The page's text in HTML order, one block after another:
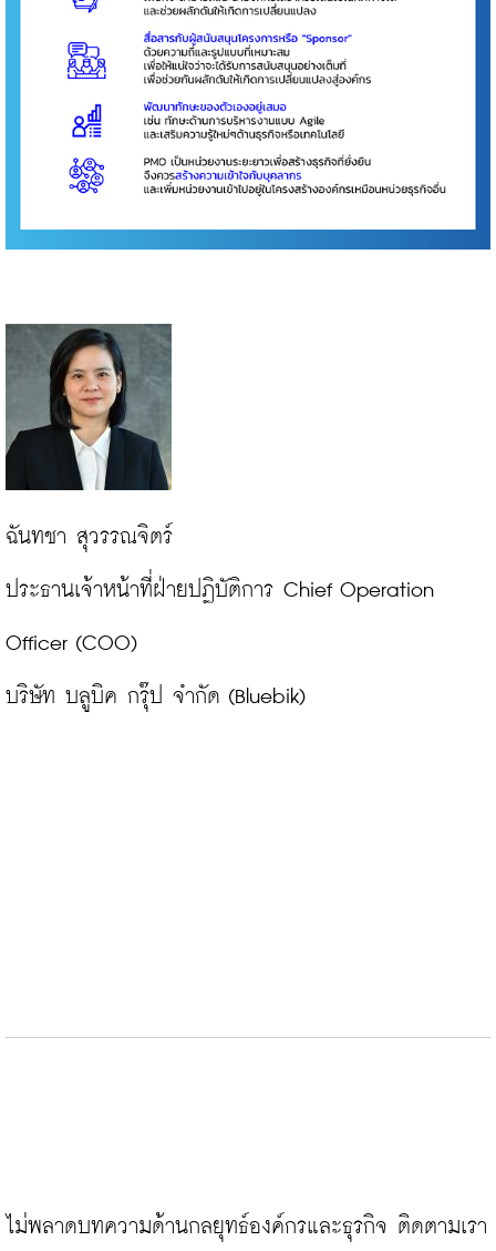
ฉันทชา สุวรรณจิตร์
ประธานเจ้าหน้าที่ฝ่ายปฏิบัติการ Chief Operation
Officer (COO)
บริษัท บลูบิค กรุ๊ป จำกัด (Bluebik)
ไม่พลาดบทความด้านกลยุทธ์องค์กรและธุรกิจ ติดตามเรา